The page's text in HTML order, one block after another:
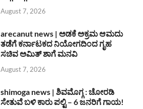
August 7, 2026
arecanut news | ಅಡಕೆ ಅಕ್ರಮ ಆಮದು
ತಡೆಗೆ ಕರ್ನಾಟಕದ ನಿಯೋಗದಿಂದ ಗೃಹ
ಸಚಿವ ಅಮಿತ್ ಶಾಗೆ ಮನವಿ
August 7, 2026
shimoga news | ಶಿವಮೊಗ್ಗ : ಚೋರಡಿ
ಸೇತುವೆ ಬಳಿ ಕಾರು ಪಲ್ಟಿ – 6 ಜನರಿಗೆ ಗಾಯ!